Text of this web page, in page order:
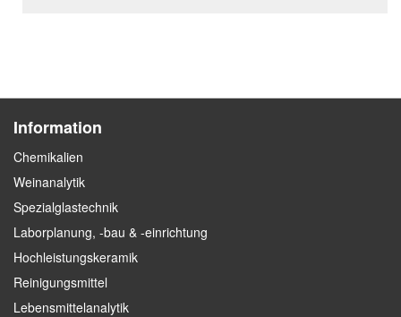
Information
Chemikalien
Weinanalytik
Spezialglastechnik
Laborplanung, -bau & -einrichtung
Hochleistungskeramik
Reinigungsmittel
Lebensmittelanalytik